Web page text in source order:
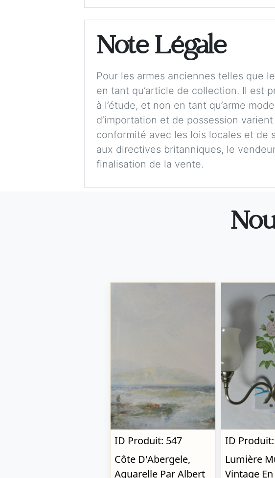
Note Légale
Pour les armes anciennes telles que
en tant qu’article de collection. Il est
à l’étude, et non en tant qu’arme
d’importation et de possession
conformité avec les lois locales et de
aux directives britanniques, le
finalisation de la vente.
ID Produit: 547
Côte D'Abergele,
Aquarelle Par Albert
ID
Lumière
Vintage En